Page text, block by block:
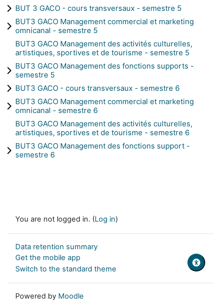
BUT 3 GACO - cours transversaux - semestre 5
BUT3 GACO Management commercial et marketing
omnicanal - semestre 5
BUT3 GACO Management des activités culturelles,
artistiques, sportives et de tourisme - semestre 5
BUT3 GACO Management des fonctions supports -
semestre 5
BUT3 GACO - cours transversaux - semestre 6
BUT3 GACO Management commercial et marketing
omnicanal - semestre 6
BUT3 GACO Management des activités culturelles,
artistiques, sportives et de tourisme - semestre 6
BUT3 GACO Management des fonctions support -
semestre 6
You are not logged in. (Log in)
Data retention summary
Get the mobile app
Switch to the standard theme
Powered by Moodle